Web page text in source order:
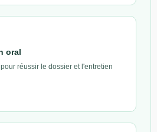
oral
réussir le dossier et l'entretien